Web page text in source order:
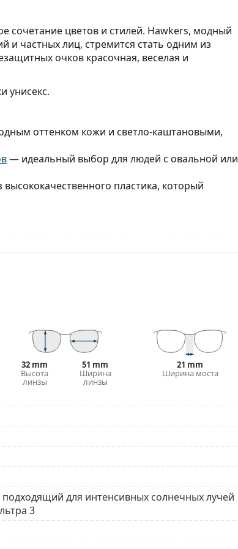
сочетание цветов и стилей. Hawkers, модный
частных лиц, стремится стать одним из
очков красочная, веселая и
унисекс.
оттенком кожи и светло-каштановыми,
— идеальный выбор для людей с овальной или
пластика, который
влияя на контрастность и не искажая цвета.
и устойчивый к трещинам.
100% защиту от солнечного света. Линзы
32 mm
Высота
линзы
51 mm
Ширина
линзы
21 mm
Ширина моста
для интенсивных солнечных лучей
3